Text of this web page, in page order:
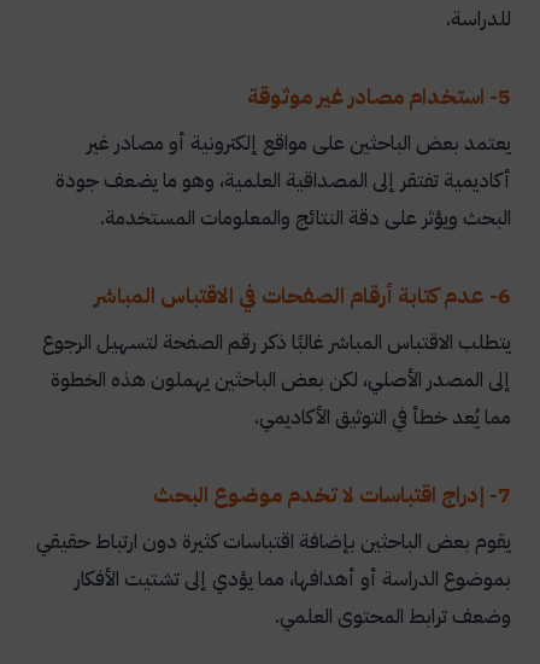
للدراسة.
5- استخدام مصادر غير موثوقة
يعتمد بعض الباحثين على مواقع إلكترونية أو مصادر غير
أكاديمية تفتقر إلى المصداقية العلمية، وهو ما يضعف جودة
البحث ويؤثر على دقة النتائج والمعلومات المستخدمة.
6- عدم كتابة أرقام الصفحات في الاقتباس المباشر
يتطلب الاقتباس المباشر غالبًا ذكر رقم الصفحة لتسهيل الرجوع
إلى المصدر الأصلي، لكن بعض الباحثين يهملون هذه الخطوة
مما يُعد خطأ في التوثيق الأكاديمي.
7- إدراج اقتباسات لا تخدم موضوع البحث
يقوم بعض الباحثين بإضافة اقتباسات كثيرة دون ارتباط حقيقي
بموضوع الدراسة أو أهدافها، مما يؤدي إلى تشتيت الأفكار
وضعف ترابط المحتوى العلمي.